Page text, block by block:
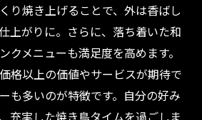
り焼き上げることで、外は香ばし
上がりに。さらに、落ち着いた和
クメニューも満足度を高めます。
格以上の価値やサービスが期待で
も多いのが特徴です。自分の好み
充実した焼き鳥タイムを過ごしま